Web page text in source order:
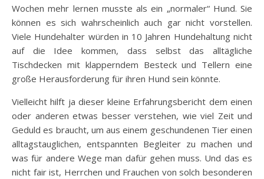
Wochen mehr lernen musste als ein „normaler“ Hund. Sie
können es sich wahrscheinlich auch gar nicht vorstellen.
Viele Hundehalter würden in 10 Jahren Hundehaltung nicht
auf die Idee kommen, dass selbst das alltägliche
Tischdecken mit klapperndem Besteck und Tellern eine
große Herausforderung für ihren Hund sein könnte.
Vielleicht hilft ja dieser kleine Erfahrungsbericht dem einen
oder anderen etwas besser verstehen, wie viel Zeit und
Geduld es braucht, um aus einem geschundenen Tier einen
alltagstauglichen, entspannten Begleiter zu machen und
was für andere Wege man dafür gehen muss. Und das es
nicht fair ist, Herrchen und Frauchen von solch besonderen